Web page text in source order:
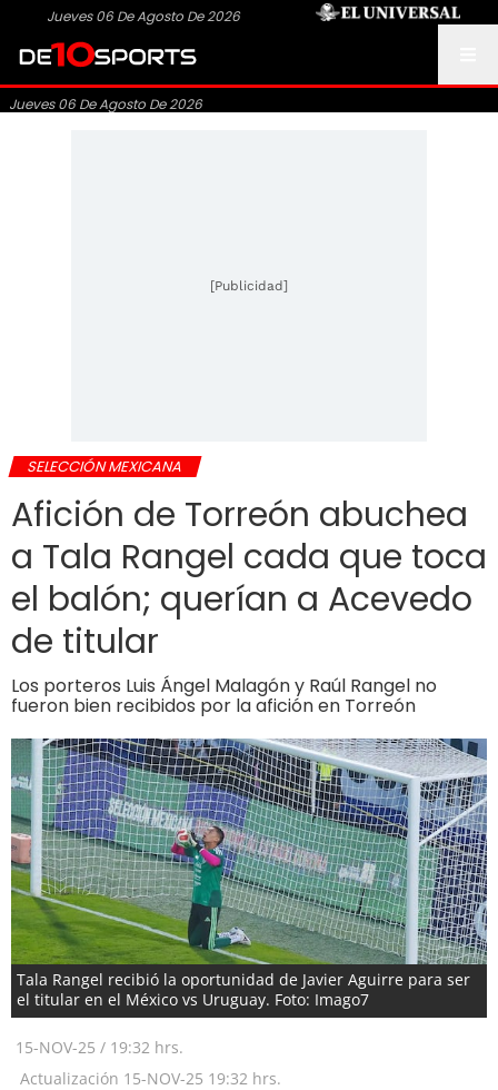
Jueves 06 De Agosto De 2026
Jueves 06 De Agosto De 2026
[Publicidad]
SELECCIÓN MEXICANA
Afición de Torreón abuchea
a Tala Rangel cada que toca
el balón; querían a Acevedo
de titular
Los porteros Luis Ángel Malagón y Raúl Rangel no
fueron bien recibidos por la afición en Torreón
Tala Rangel recibió la oportunidad de Javier Aguirre para ser
el titular en el México vs Uruguay. Foto: Imago7
15-NOV-25 / 19:32 hrs.
Actualización 15-NOV-25 19:32 hrs.